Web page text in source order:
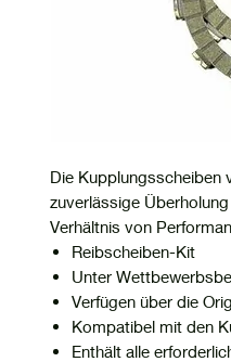
Die Kupplungsscheiben
zuverlässige
Verhältnis von
Reibscheiben-Kit
Unter
Verfügen über die
Kompatibel mit den
Enthält alle